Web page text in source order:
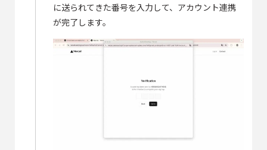
に送られてきた番号を入力して、アカウント連携
が完了します。